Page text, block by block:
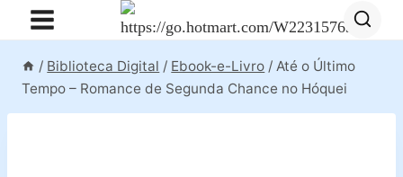
Pular
para
Conteúdo
/ Biblioteca Digital / Ebook-e-Livro / Até o Último
Tempo – Romance de Segunda Chance no Hóquei